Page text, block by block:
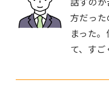
方だっ
まった
て、すご